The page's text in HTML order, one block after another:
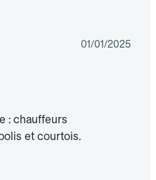
01/01/2025
: chauffeurs
et courtois.